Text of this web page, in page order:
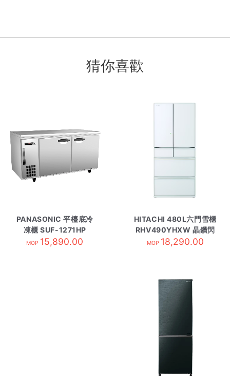
猜你喜歡
PANASONIC 平檯底冷
凍櫃 SUF-1271HP
MOP 15,890.00
HITACHI 480L六門雪櫃
RHV490YHXW 晶鑽閃
白
MOP 18,290.00